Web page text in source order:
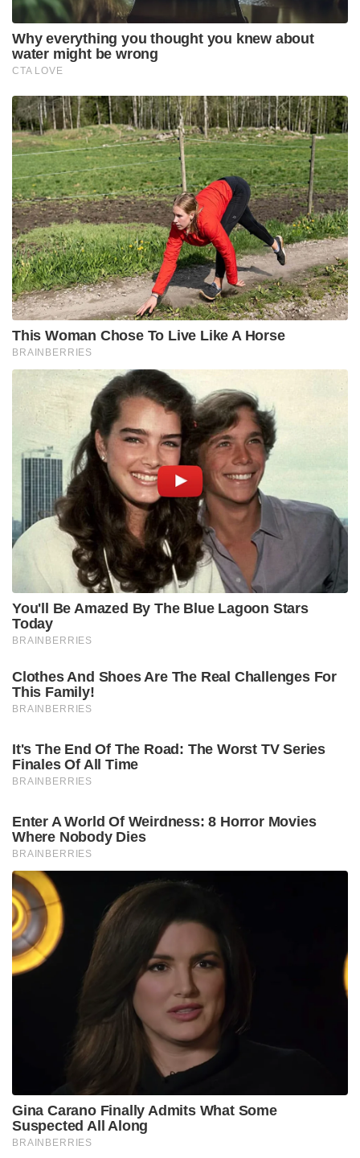
लिए निदान और उपचार किया है। .
“हमने 1.5 लाख से अधिक स्वास्थ्य और कल्याण केंद्र
स्थापित किए हैं जो अन्य प्राथमिक स्वास्थ्य सेवाओं के साथ-
साथ सभी रोगियों को टीबी निदान और देखभाल प्रदान करते
हैं। यह हमारे देश के दुर्गम क्षेत्रों में रहने वाले लोगों के लिए
विशेष रूप से फायदेमंद रहा है, यहां तक ​​कि दूरदराज के क्षेत्रों
में भी सार्वभौमिक स्वास्थ्य कवरेज सुनिश्चित करता है।
Tags: covid19 mansukh mandaviya